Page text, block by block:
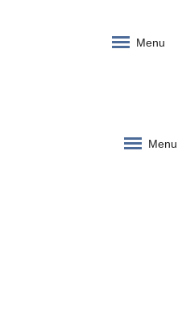
Menu
Menu